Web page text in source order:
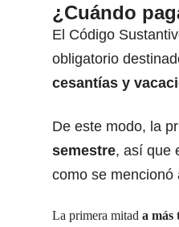
¿Cuándo
El Código
obligatorio
cesantías y
De este modo, la
semestre, así que
como se mencionó
La primera mitad a más